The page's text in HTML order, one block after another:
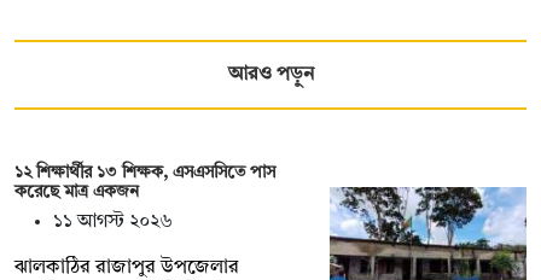
আরও পড়ুন
১২ শিক্ষার্থীর ১৩ শিক্ষক, এসএসসিতে পাস
করেছে মাত্র একজন
১১ আগস্ট ২০২৬
ঝালকাঠির রাজাপুর উপজেলার